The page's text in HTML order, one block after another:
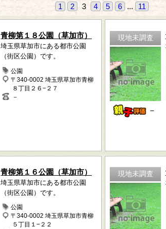
1 2 3 4 5 6 ... 11
青柳第１８公園（草加市）
埼玉県草加市にある都市公園
（街区公園）です。
公園
〒340-0002 埼玉県草加市青柳
８丁目２６−２７
－
現地未調査
－
青柳第１６公園（草加市）
埼玉県草加市にある都市公園
（街区公園）です。
公園
〒340-0002 埼玉県草加市青柳
５丁目１−２２
現地未調査